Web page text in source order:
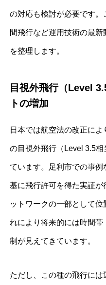
の対応も検討が必要です
間飛行など運用技術の最
を整理します。
目視外飛行（Level
トの増加
日本では航空法の改正に
の目視外飛行（Level 3.5
ています。足利市での事
基に飛行許可を得た実証
ットワークの一部として
れにより将来的には時間
制が見えてきています。
ただし、この種の飛行には